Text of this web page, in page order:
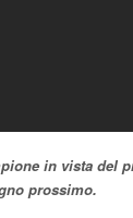
in vista del
prossimo.